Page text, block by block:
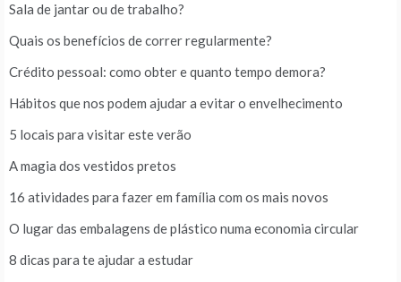
Sala de jantar ou de trabalho?
Quais os benefícios de correr regularmente?
Crédito pessoal: como obter e quanto tempo demora?
Hábitos que nos podem ajudar a evitar o envelhecimento
5 locais para visitar este verão
A magia dos vestidos pretos
16 atividades para fazer em família com os mais novos
O lugar das embalagens de plástico numa economia circular
8 dicas para te ajudar a estudar